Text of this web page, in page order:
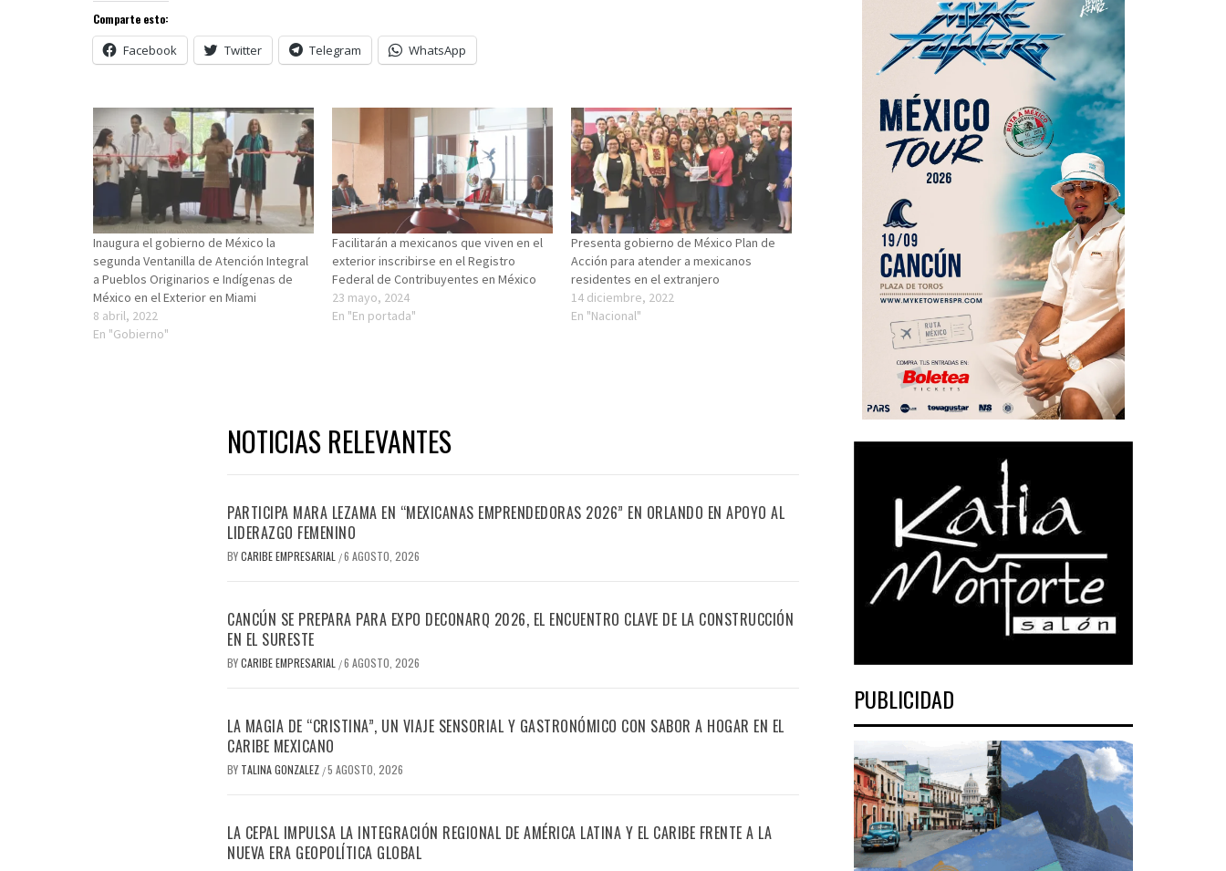
Comparte esto:
Facebook Twitter Telegram WhatsApp
Inaugura el gobierno de México la
segunda Ventanilla de Atención Integral
a Pueblos Originarios e Indígenas de
México en el Exterior en Miami
8 abril, 2022
En "Gobierno"
Facilitarán a mexicanos que viven en el
exterior inscribirse en el Registro
Federal de Contribuyentes en México
23 mayo, 2024
En "En portada"
Presenta gobierno de México Plan de
Acción para atender a mexicanos
residentes en el extranjero
14 diciembre, 2022
En "Nacional"
NOTICIAS RELEVANTES
PARTICIPA MARA LEZAMA EN “MEXICANAS EMPRENDEDORAS 2026” EN ORLANDO EN APOYO AL
LIDERAZGO FEMENINO
BYCARIBE EMPRESARIAL /6 AGOSTO, 2026
CANCÚN SE PREPARA PARA EXPO DECONARQ 2026, EL ENCUENTRO CLAVE DE LA CONSTRUCCIÓN
EN EL SURESTE
BYCARIBE EMPRESARIAL /6 AGOSTO, 2026
LA MAGIA DE “CRISTINA”, UN VIAJE SENSORIAL Y GASTRONÓMICO CON SABOR A HOGAR EN EL
CARIBE MEXICANO
BY TALINA GONZALEZ /5 AGOSTO, 2026
LA CEPAL IMPULSA LA INTEGRACIÓN REGIONAL DE AMÉRICA LATINA Y EL CARIBE FRENTE A LA
NUEVA ERA GEOPOLÍTICA GLOBAL
PUBLICIDAD